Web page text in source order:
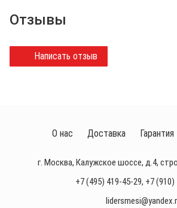
Отзывы
Написать отзыв
г. Москва, Калужское шоссе, д.4,
+7 (495) 419-45-29, +7 (910)
О нас Доставка Гарантия